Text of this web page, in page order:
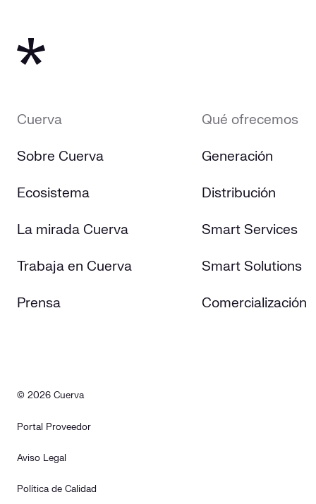
Cuerva
Sobre Cuerva
Ecosistema
La mirada Cuerva
Trabaja en Cuerva
Prensa
Qué ofrecemos
Generación
Distribución
Smart Services
Smart Solutions
Comercialización
© 2026 Cuerva
Portal Proveedor
Aviso Legal
Política de Calidad